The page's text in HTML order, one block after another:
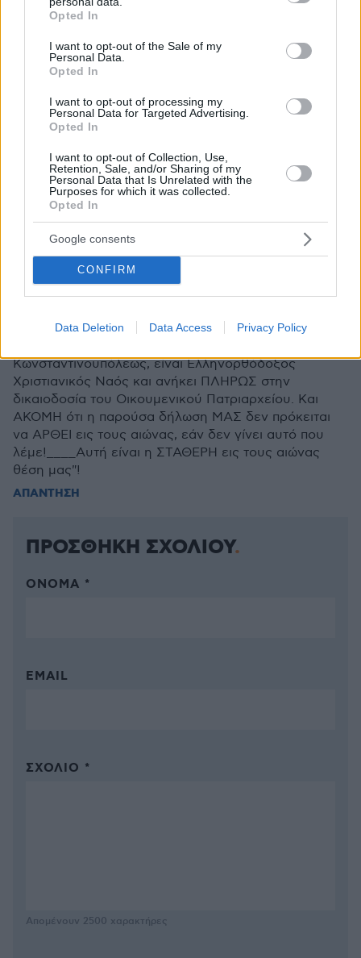
grant or deny consent to Google and its third-party tags to
use your data for below specified purposes in below Google
consent section.
Opted In
I want to opt-out of the Sale of my
Personal Data.
Opted In
I want to opt-out of processing my
Personal Data for Targeted Advertising.
Opted In
I want to opt-out of Collection, Use,
Retention, Sale, and/or Sharing of my
Personal Data that Is Unrelated with the
Purposes for which it was collected.
Opted In
Google consents
CONFIRM
Data Deletion Data Access Privacy Policy
Τι ειναι αυτα που λες?
06.07.2020, 16:34
Δεν εχεις ακουστα περι παγκοσμιου θρησκευτικου
πολιτισμου? Αφου στη Θρακη λειτουργουν
κανονικα τα τζαμια της περιοχης, τοτε και στη
Κωσταντινουπολη θα επρεπε να λειτουργει και η
Αγια Σοφια ως εκκλησια και οχι ως τζαμι η'
ΑΠΑΝΤΗΣΗ
Αγύριγο κεφάλι
06.07.2020, 15:50
H ...Koμισιόν, δεν πρέπει να προσέχει μήπως και δεν
Τούρκοι!______Η Κομισιόν λοιπόν, οφείλει ΑΝ
Κωνσταντινουπόλεως, είναι Ελληνορθόδοξος
Χριστιανικός Ναός και ανήκει ΠΛΗΡΩΣ στην
δικαιοδοσία του Οικουμενικού Πατριαρχείου. Και
ΑΚΟΜΗ ότι η παρούσα δήλωση ΜΑΣ δεν πρόκειται
να ΑΡΘΕΙ εις τους αιώνας, εάν δεν γίνει αυτό που
λέμε!____Αυτή είναι η ΣΤΑΘΕΡΗ εις τους αιώνας
θέση μας"!
ΑΠΑΝΤΗΣΗ
ΠΡΟΣΘΗΚΗ ΣΧΟΛΙΟΥ
ΌΝΟΜΑ *
EMAIL
ΣΧΌΛΙΟ *
Απομένουν 2500 χαρακτήρες